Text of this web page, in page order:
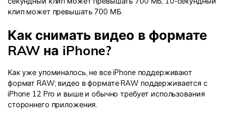
клип может превышать 700 МБ.
Как снимать видео в формате
RAW на iPhone?
Как уже упоминалось, не все iPhone поддерживают
формат RAW; видео в формате RAW поддерживается с
iPhone 12 Pro и выше и обычно требует использования
стороннего приложения.